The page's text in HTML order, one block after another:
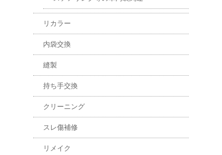
リカラー
内袋交換
縫製
持ち手交換
クリーニング
スレ傷補修
リメイク